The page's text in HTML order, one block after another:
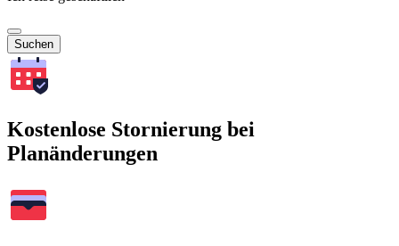
Suchen
Kostenlose Stornierung bei
Planänderungen